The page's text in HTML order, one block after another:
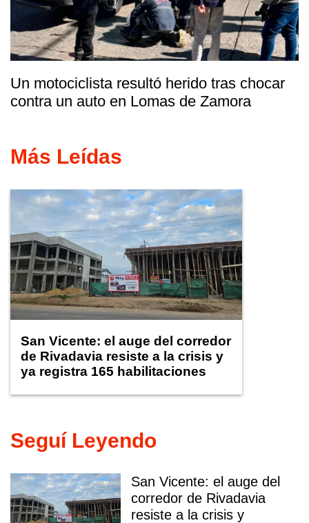
Un motociclista resultó herido tras chocar
contra un auto en Lomas de Zamora
Más Leídas
San Vicente: el auge del corredor
de Rivadavia resiste a la crisis y
ya registra 165 habilitaciones
Seguí Leyendo
San Vicente: el auge del
corredor de Rivadavia
resiste a la crisis y